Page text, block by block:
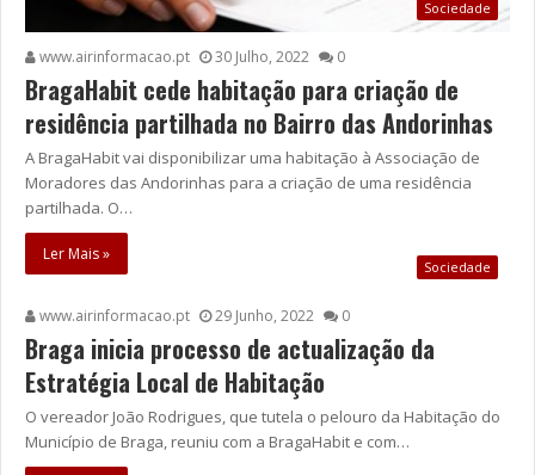
Sociedade
www.airinformacao.pt 30 Julho, 2022 0
BragaHabit cede habitação para criação de
residência partilhada no Bairro das Andorinhas
A BragaHabit vai disponibilizar uma habitação à Associação de
Moradores das Andorinhas para a criação de uma residência
partilhada. O…
Ler Mais »
Sociedade
www.airinformacao.pt 29 Junho, 2022 0
Braga inicia processo de actualização da
Estratégia Local de Habitação
O vereador João Rodrigues, que tutela o pelouro da Habitação do
Município de Braga, reuniu com a BragaHabit e com…